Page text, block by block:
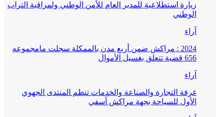
زيارة استطلاعية للمدير العام للأمن الوطني ولمراقبة التراب
الوطني
آراء
2024 : مراكش ضمن أربع مدن بالممكلة سجلت مامجموعه
656 قضية تتعلق بغسيل الأموال
آراء
غرفة التجارة والصناعة والخدمات تنظم المنتدى الجهوي
الأول للسياحة بجهة مراكش آسفي